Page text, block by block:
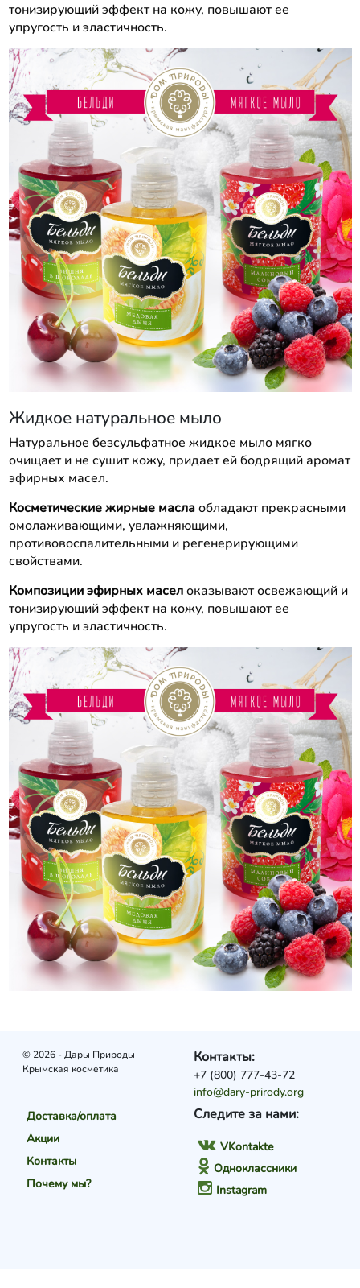
тонизирующий эффект на кожу, повышают ее
упругость и эластичность.
Жидкое натуральное мыло
Натуральное безсульфатное жидкое мыло мягко
очищает и не сушит кожу, придает ей бодрящий аромат
эфирных масел.
Косметические жирные маслаобладают прекрасными
омолаживающими, увлажняющими,
противовоспалительными и регенерирующими
свойствами.
Композиции эфирных маселоказывают освежающий и
тонизирующий эффект на кожу, повышают ее
упругость и эластичность.
© 2026 - Дары Природы
Крымская косметика
Доставка/оплата
Акции
Контакты
Почему мы?
Следите за нами:
VKontakte
Одноклассники
Instagram
Контакты:
+7 (800) 777-43-72
info@dary-prirody.org